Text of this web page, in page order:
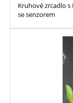
Kruhové zrcadlo
se senzorem